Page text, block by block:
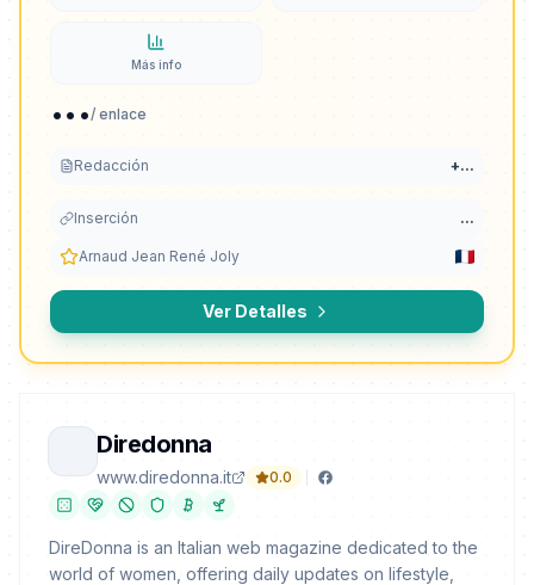
Más info
.../ enlace
Redacción +...
Inserción ...
Arnaud Jean René Joly
Ver Detalles
Diredonna
www.diredonna.it 0.0
DireDonna is an Italian web magazine dedicated to the
world of women, offering daily updates on lifestyle,